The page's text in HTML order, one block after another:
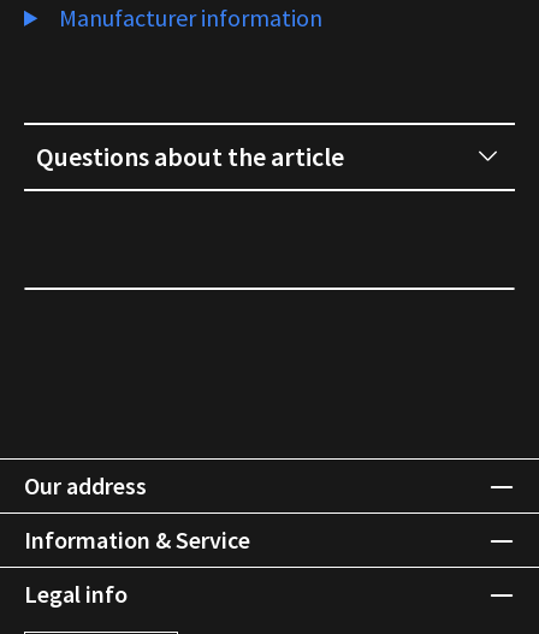
Manufacturer information
Questions about the article
Our address
Information & Service
Legal info